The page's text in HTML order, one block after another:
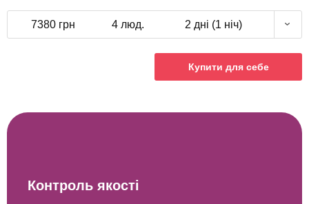
7380 грн 4 люд. 2 дні (1 ніч)
Купити для себе
Контроль якості